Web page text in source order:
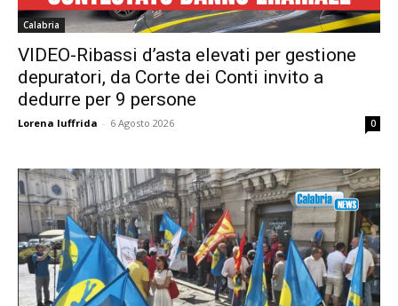
Calabria
VIDEO-Ribassi d’asta elevati per gestione
depuratori, da Corte dei Conti invito a
dedurre per 9 persone
Lorena Iuffrida - 6 Agosto 2026 0